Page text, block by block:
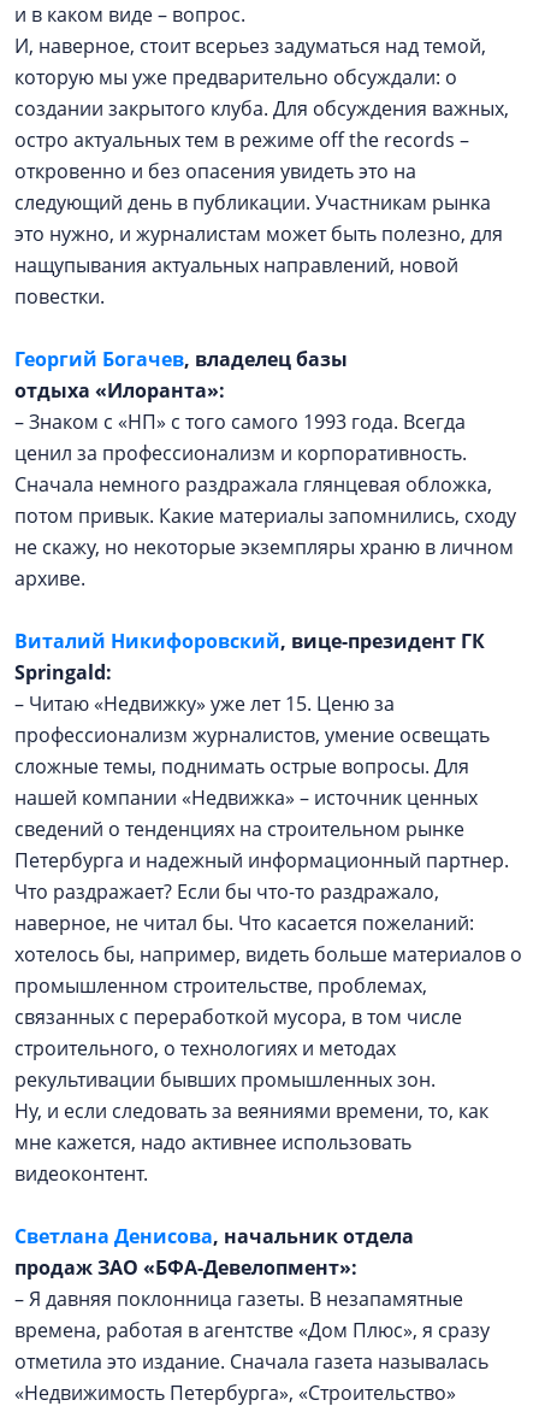
и в каком виде – вопрос.
И, наверное, стоит всерьез задуматься над темой,
которую мы уже предварительно обсуждали: о
создании закрытого клуба. Для обсуждения важных,
остро актуальных тем в режиме off the records –
откровенно и без опасения увидеть это на
следующий день в публикации. Участникам рынка
это нужно, и журналистам может быть полезно, для
нащупывания актуальных направлений, новой
повестки.
Георгий Богачев, владелец базы
отдыха «Илоранта»:
– Знаком с «НП» с того самого 1993 года. Всегда
ценил за профессионализм и корпоративность.
Сначала немного раздражала глянцевая обложка,
потом привык. Какие материалы запомнились, сходу
не скажу, но некоторые экземпляры храню в личном
архиве.
Виталий Никифоровский, вице-президент ГК
Springald:
– Читаю «Недвижку» уже лет 15. Ценю за
профессионализм жур­налистов, умение освещать
сложные темы, поднимать острые вопросы. Для
нашей компании «Недвижка» – источник ценных
сведений о тенденциях на строительном рынке
Петербурга и надежный информационный партнер.
Что раздражает? Если бы что-то раздражало,
наверное, не читал бы. Что касается пожеланий:
хотелось бы, например, видеть больше материалов о
промышленном строительстве, проблемах,
связанных с переработкой мусора, в том числе
строительного, о технологиях и методах
рекультивации бывших промышленных зон.
Ну, и если следовать за веяниями времени, то, как
мне кажется, надо активнее использовать
видеоконтент.
Светлана Денисова, начальник отдела
продаж ЗАО «БФА-Девелопмент»:
– Я давняя поклонница газеты. В незапамятные
времена, работая в агентстве «Дом Плюс», я сразу
отметила это издание. Сначала газета называлась
«Недвижимость Петербурга», «Строительство»